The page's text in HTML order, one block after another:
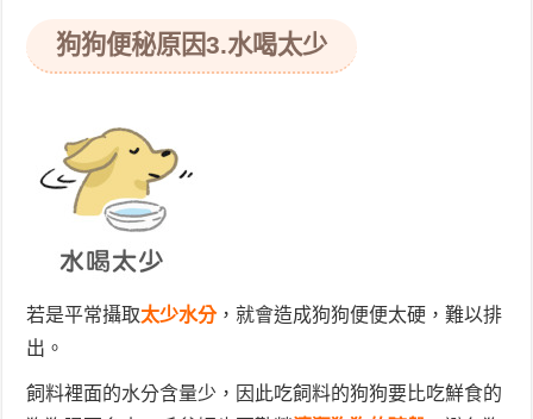
狗狗便秘原因3.水喝太少
若是平常攝取太少水分，就會造成狗狗便便太硬，難以排
出。
飼料裡面的水分含量少，因此吃飼料的狗狗要比吃鮮食的